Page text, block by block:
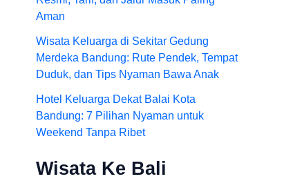
Aman
Wisata Keluarga di Sekitar Gedung
Merdeka Bandung: Rute Pendek, Tempat
Duduk, dan Tips Nyaman Bawa Anak
Hotel Keluarga Dekat Balai Kota
Bandung: 7 Pilihan Nyaman untuk
Weekend Tanpa Ribet
Wisata Ke Bali